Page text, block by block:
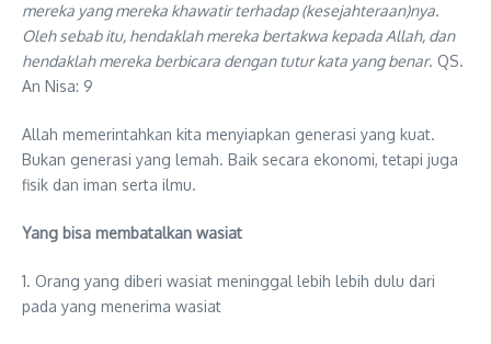
mereka yang mereka khawatir terhadap (kesejahteraan)nya.
Oleh sebab itu, hendaklah mereka bertakwa kepada Allah, dan
hendaklah mereka berbicara dengan tutur kata yang benar. QS.
An Nisa: 9
Allah memerintahkan kita menyiapkan generasi yang kuat.
Bukan generasi yang lemah. Baik secara ekonomi, tetapi juga
fisik dan iman serta ilmu.
Yang bisa membatalkan wasiat
1. Orang yang diberi wasiat meninggal lebih lebih dulu dari
pada yang menerima wasiat